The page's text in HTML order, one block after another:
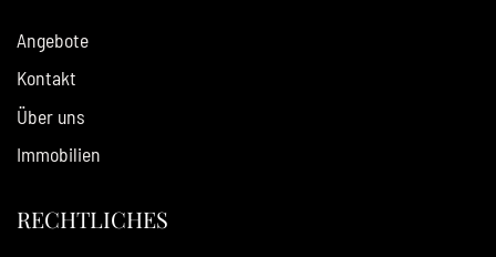
Angebote
Kontakt
Über uns
Immobilien
RECHTLICHES